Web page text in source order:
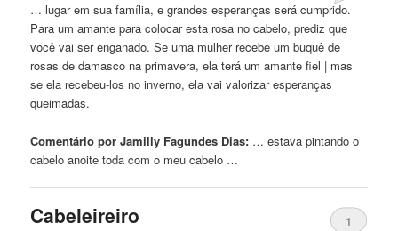
… lugar em sua família, e grandes esperanças será cumprido.
Para um amante para colocar esta rosa no cabelo, prediz que
você vai ser enganado. Se uma mulher recebe um buquê de
rosas de damasco na primavera, ela terá um amante fiel | mas
se ela recebeu-los no inverno, ela vai valorizar esperanças
queimadas.
Comentário por Jamilly Fagundes Dias: … estava pintando o
cabelo anoite toda com o meucabelo …
Cabeleireiro
1